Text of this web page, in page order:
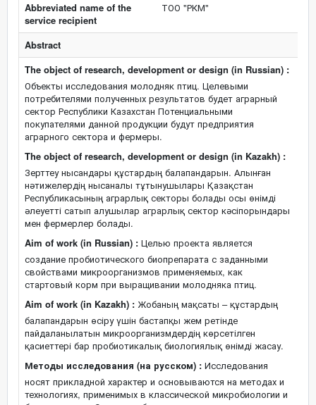
Abbreviated name of the
service recipient
ТОО "РКМ"
Abstract
The object of research, development or design (in Russian) :
Объекты исследования молодняк птиц. Целевыми
потребителями полученных результатов будет аграрный
сектор Республики Казахстан Потенциальными
покупателями данной продукции будут предприятия
аграрного сектора и фермеры.
The object of research, development or design (in Kazakh) :
Зерттеу нысандары құстардың балапандарын. Алынған
нәтижелердің нысаналы тұтынушылары Қазақстан
Республикасының аграрлық секторы болады осы өнімді
әлеуетті сатып алушылар аграрлық сектор кәсіпорындары
мен фермерлер болады.
Aim of work (in Russian) : Целью проекта является
создание пробиотического биопрепарата с заданными
свойствами микроорганизмов применяемых, как
стартовый корм при выращивании молодняка птиц.
Aim of work (in Kazakh) : Жобаның мақсаты – құстардың
балапандарын өсіру үшін бастапқы жем ретінде
пайдаланылатын микроорганизмдердің көрсетілген
қасиеттері бар пробиотикалық биологиялық өнімді жасау.
Методы исследования (на русском) : Исследования
носят прикладной характер и основываются на методах и
технологиях, применимых в классической микробиологии и